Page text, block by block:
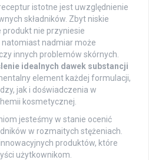
istotne jest uwzględnienie
składników. Zbyt niskie
produkt nie przyniesie
nadmiar może
innych problemów skórnych.
idealnych dawek substancji
element każdej formulacji,
jak i doświadczenia w
kosmetycznej.
jesteśmy w stanie ocenić
w rozmaitych stężeniach.
produktów, które
użytkownikom.